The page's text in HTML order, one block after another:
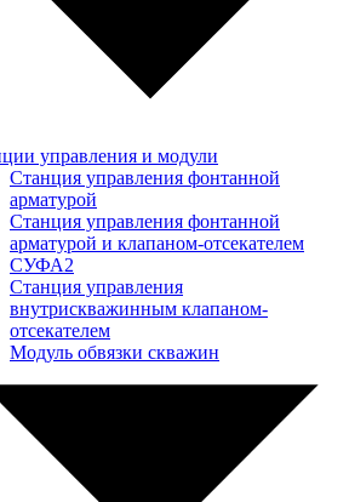
управления и модули
Станция управления фонтанной
арматурой
Станция управления фонтанной
арматурой и клапаном-отсекателем
СУФА2
Станция управления
внутрискважинным клапаном-
отсекателем
Модуль обвязки скважин